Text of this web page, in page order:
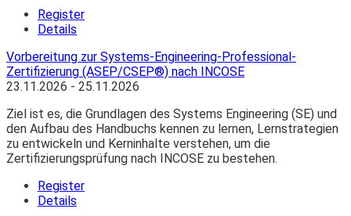
Register
Details
Vorbereitung zur Systems-Engineering-Professional-
Zertifizierung (ASEP/CSEP®) nach INCOSE
23.11.2026 - 25.11.2026
Ziel ist es, die Grundlagen des Systems Engineering (SE) und
den Aufbau des Handbuchs kennen zu lernen, Lernstrategien
zu entwickeln und Kerninhalte verstehen, um die
Zertifizierungsprüfung nach INCOSE zu bestehen.
Register
Details